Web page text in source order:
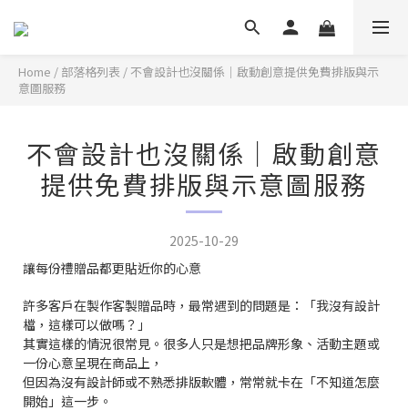
Home / 部落格列表 / 不會設計也沒關係｜啟動創意提供免費排版與示
意圖服務
不會設計也沒關係｜啟動創意
提供免費排版與示意圖服務
2025-10-29
讓每份禮贈品都更貼近你的心意
許多客戶在製作客製贈品時，最常遇到的問題是：「我沒有設計
檔，這樣可以做嗎？」
其實這樣的情況很常見。很多人只是想把品牌形象、活動主題或
一份心意呈現在商品上，
但因為沒有設計師或不熟悉排版軟體，常常就卡在「不知道怎麼
開始」這一步。